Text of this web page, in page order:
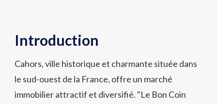
Introduction
Cahors, ville historique et charmante située dans
le sud-ouest de la France, offre un marché
immobilier attractif et diversifié. "Le Bon Coin